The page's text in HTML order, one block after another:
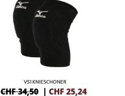
VS1 KNIESCHONER
CHF 34,50 | CHF 25,24